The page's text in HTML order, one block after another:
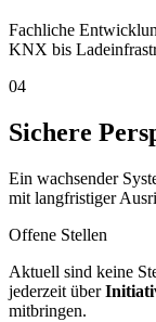
Fachliche
KNX bis
04
Sichere
Ein wachsender
mit langfristiger
Offene Stellen
Aktuell sind keine
jederzeit über
mitbringen.